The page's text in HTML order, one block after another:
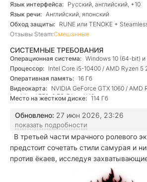
Язык интерфейса: Русский, английский, +10
Язык речи: Английский, японский
Обход защиты: RUNE или TENOKE +
Отзывы Steam:Смешанные
СИСТЕМНЫЕ ТРЕБОВАНИЯ
Операционная система: Windows 10 (64-bit)
Процессор: Intel Core i5-10400 / AMD Ryzen 5
потоков
Оперативная память: 16 Гб
Видеокарта: NVIDIA GeForce GTX 1060 / AMD
Intel Arc A750, 6 Гб, DirectX 12
Место на жестком диске: 114 Гб
Обновлено: 27 июн 2026, 23:26
показать подробности
В третьей части мрачного ролевого
предстоит сочетать стили самурая и
против ёкаев, исследуя